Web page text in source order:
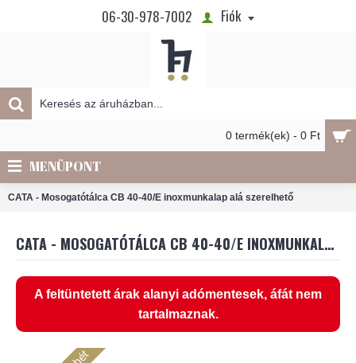
06-30-978-7002 Fiók
0 termék(ek) - 0 Ft
MENÜPONT
CATA - Mosogatótálca CB 40-40/E inoxmunkalap alá szerelhető
CATA - MOSOGATÓTÁLCA CB 40-40/E INOXMUNKALAP ALÁ SZERELHETŐ
A feltüntetett árak alanyi adómentesek, áfát nem
tartalmaznak.